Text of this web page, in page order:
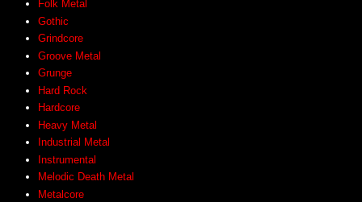
Folk Metal
Gothic
Grindcore
Groove Metal
Grunge
Hard Rock
Hardcore
Heavy Metal
Industrial Metal
Instrumental
Melodic Death Metal
Metalcore